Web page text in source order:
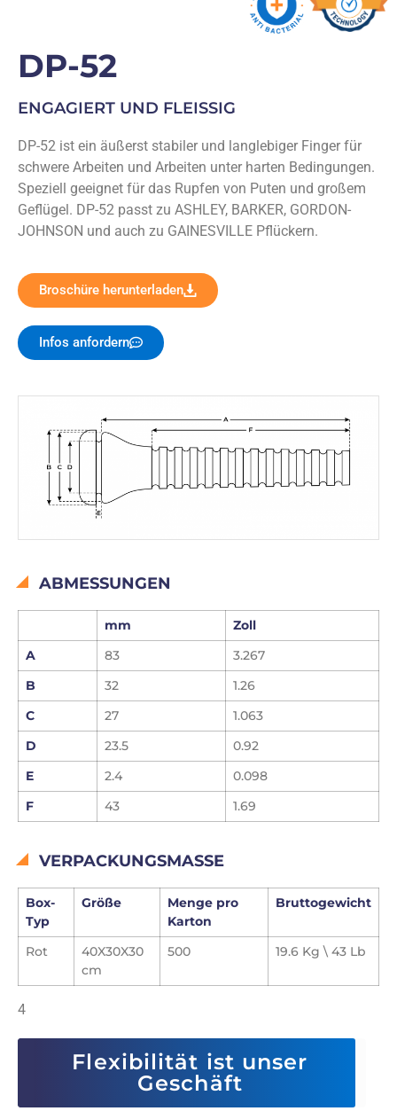
DP-52
ENGAGIERT UND FLEISSIG
DP-52 ist ein äußerst stabiler und langlebiger Finger für
schwere Arbeiten und Arbeiten unter harten Bedingungen.
Speziell geeignet für das Rupfen von Puten und großem
Geflügel. DP-52 passt zu ASHLEY, BARKER, GORDON-
JOHNSON und auch zu GAINESVILLE Pflückern.
Broschüre herunterladen
Infos anfordern
ABMESSUNGEN
mm
Zoll
A
83
3.267
B
32
1.26
C
27
1.063
D
23.5
0.92
E
2.4
0.098
F
43 1.69
VERPACKUNGSMASSE
Box-
Typ
Größe
Menge pro
Karton
Bruttogewicht
Rot
40X30X30
cm
500 19.6 Kg \ 43 Lb
4
Flexibilität ist unser
Geschäft